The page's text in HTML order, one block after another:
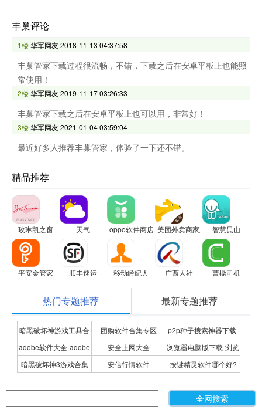
丰巢评论
1楼华军网友2018-11-13 04:37:58
丰巢管家下载过程很流畅，不错，下载之后在安卓平板上也能照
常使用！
2楼华军网友2019-11-17 03:26:33
丰巢管家下载之后在安卓平板上也可以用，非常好！
3楼华军网友2021-01-04 03:59:04
最近好多人推荐丰巢管家，体验了一下还不错。
精品推荐
玫琳凯之窗 天气 oppo软件商店 美团外卖商家版 智慧昆山
平安金管家 顺丰速运 移动经纪人 广西人社 曹操司机
热门专题推荐 最新专题推荐
暗黑破坏神游戏工具合
集
团购软件合集专区
p2p种子搜索神器下载-
P2P种子搜索神器专题
adobe软件大全-adobe
全系列软件下载-adobe
安全上网大全
浏览器电脑版下载-浏览
器下载合集
暗黑破坏神3游戏合集 安信行情软件
按键精灵软件哪个好?